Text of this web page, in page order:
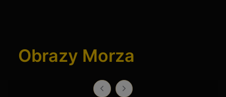
Turyngia to kolebka niemieckiej porcelany. Manufaktury takie jak
rzeźbiarską, z bogatymi reliefami, które w naszej
Czym wyróżnia się porcelana czechosłowacka (np. Pirkenhammer,
Obrazy Morza